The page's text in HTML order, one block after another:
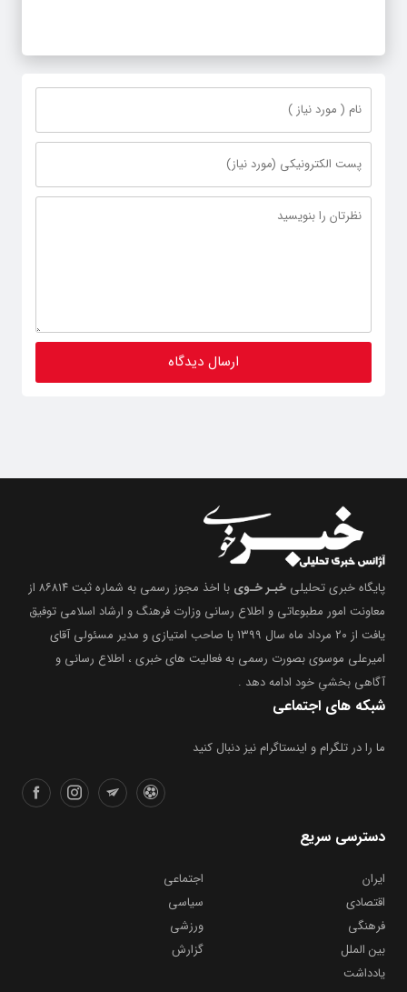
پایگاه خبری تحلیلی خبـر خـوی
با اخذ مجوز رسمی به شماره ثبت ۸۶۸۱۴ از
معاونت امور مطبوعاتی و اطلاع رسانی وزارت فرهنگ و ارشاد اسلامی توفیق
یافت از ۲۰ مرداد ماه سال ۱۳۹۹ با صاحب امتیازی و مدیر مسئولی آقای
امیرعلی موسوی بصورت رسمی به فعالیت های خبری ، اطلاع رسانی و
آگاهی بخشیِ خود ادامه دهد .
شبکه های اجتماعی
ما را در تلگرام و اینستاگرام نیز دنبال کنید
دسترسی سریع
ایران
اجتماعی
اقتصادی
سیاسی
فرهنگی
ورزشی
بین الملل
گزارش
یادداشت